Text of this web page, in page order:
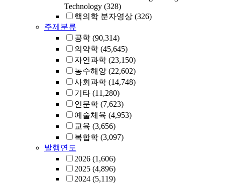
Technology (328)
핵의학 분자영상 (326)
주제분류
공학 (90,314)
의약학 (45,645)
자연과학 (23,150)
농수해양 (22,602)
사회과학 (14,748)
기타 (11,280)
인문학 (7,623)
예술체육 (4,953)
교육 (3,656)
복합학 (3,097)
발행연도
2026 (1,606)
2025 (4,896)
2024 (5,119)